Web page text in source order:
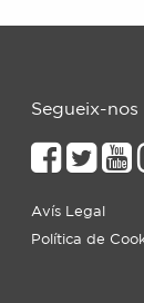
Segueix-nos
Avís Legal
Política de